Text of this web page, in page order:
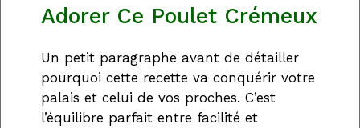
Adorer Ce Poulet Crémeux
Un petit paragraphe avant de détailler
pourquoi cette recette va conquérir votre
palais et celui de vos proches. C’est
l’équilibre parfait entre facilité et